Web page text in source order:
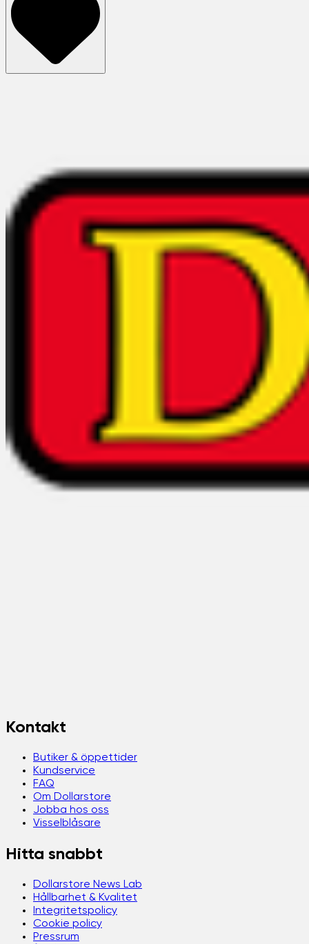
Kontakt
Butiker & öppettider
Kundservice
FAQ
Om Dollarstore
Jobba hos oss
Visselblåsare
Hitta snabbt
Dollarstore News Lab
Hållbarhet & Kvalitet
Integritetspolicy
Cookie policy
Pressrum